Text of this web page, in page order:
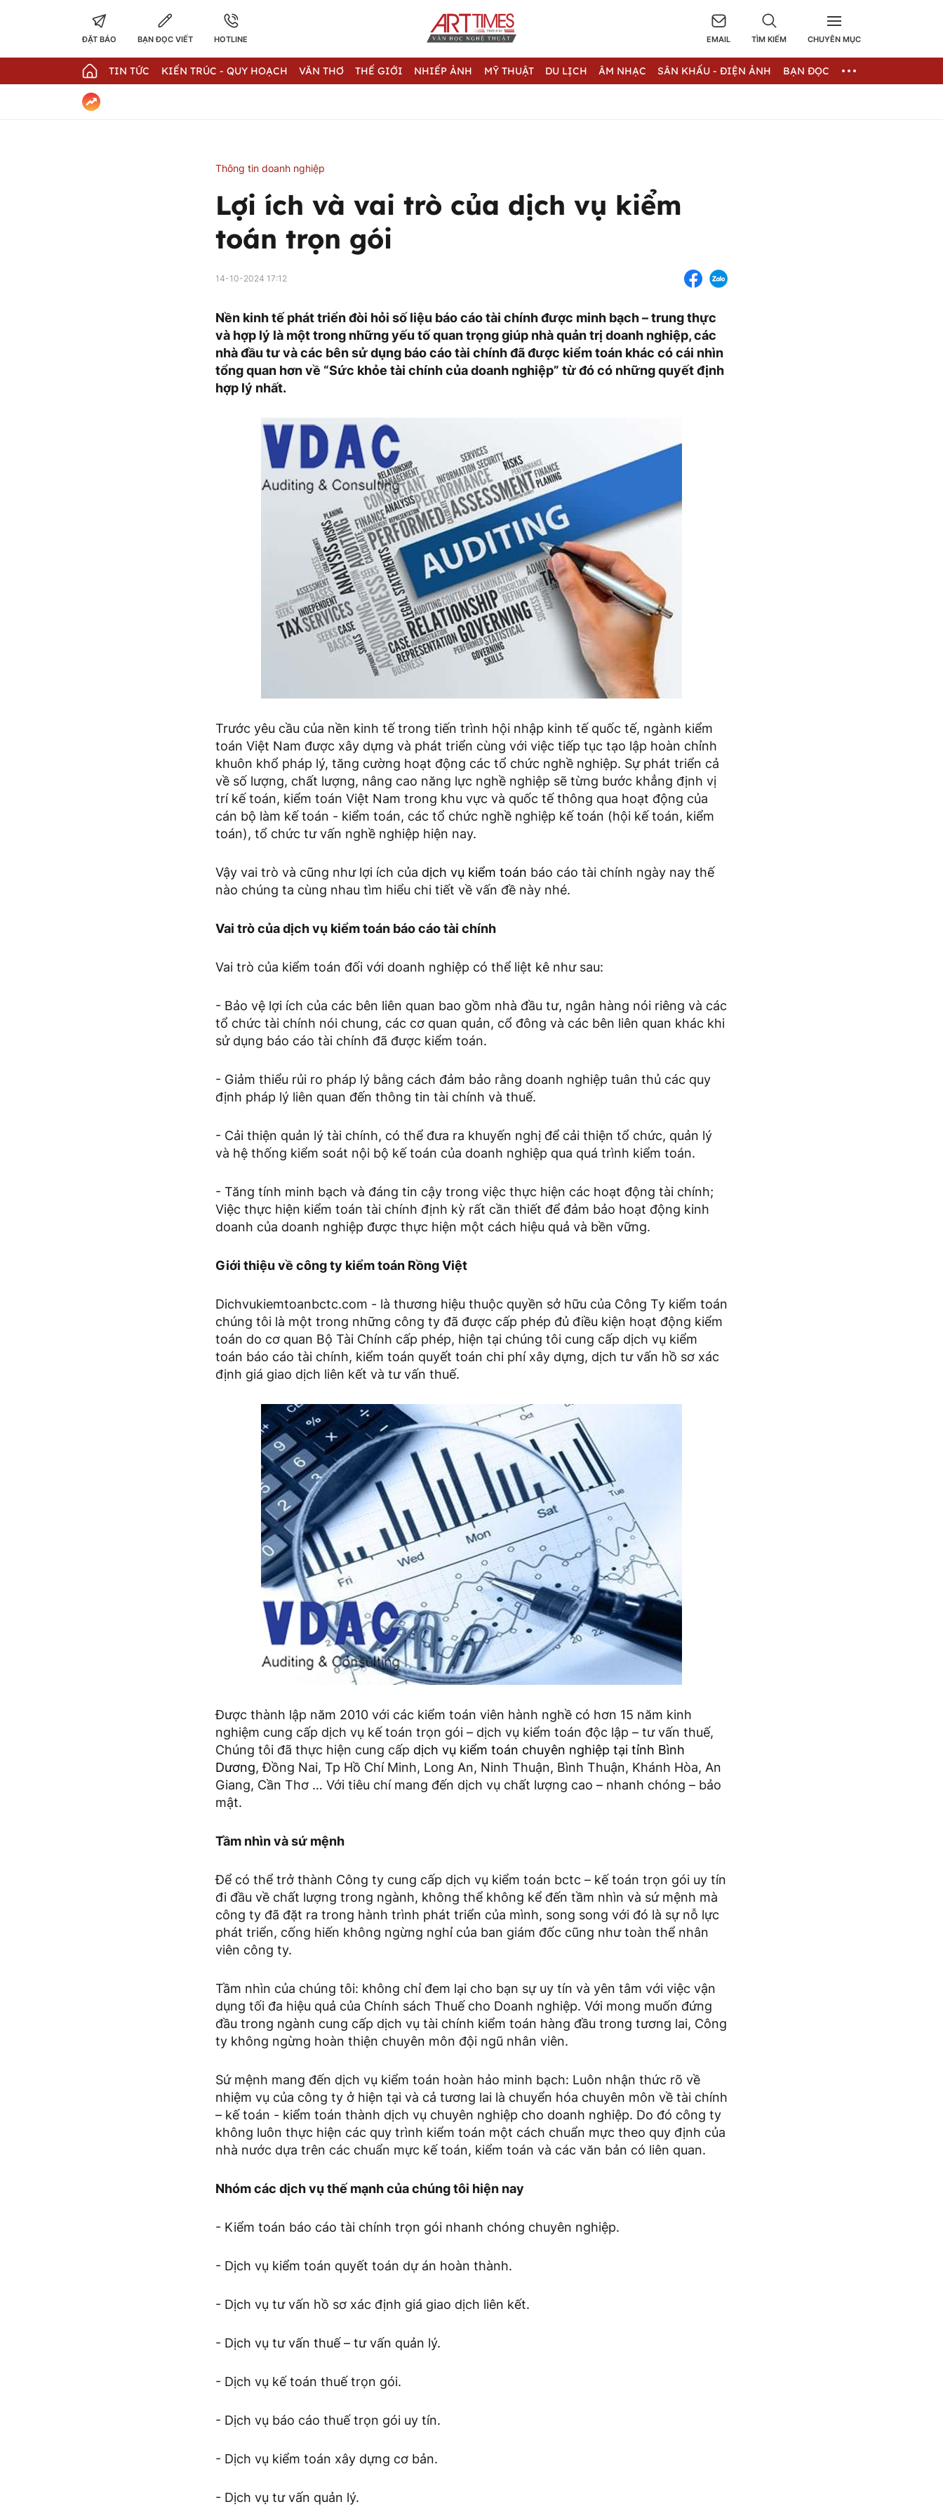
ĐẶT BÁO BẠN ĐỌC VIẾT HOTLINE EMAIL TÌM KIẾM CHUYÊN MỤC
TIN TỨC KIẾN TRÚC - QUY HOẠCH VĂN THƠ THẾ GIỚI NHIẾP ẢNH MỸ THUẬT DU LỊCH ÂM NHẠC SÂN KHẤU - ĐIỆN ẢNH BẠN ĐỌC
Thông tin doanh nghiệp
Lợi ích và vai trò của dịch vụ kiểm
toán trọn gói
14-10-2024 17:12
Nền kinh tế phát triển đòi hỏi số liệu báo cáo tài chính được minh bạch – trung thực
và hợp lý là một trong những yếu tố quan trọng giúp nhà quản trị doanh nghiệp, các
nhà đầu tư và các bên sử dụng báo cáo tài chính đã được kiểm toán khác có cái nhìn
tổng quan hơn về “Sức khỏe tài chính của doanh nghiệp” từ đó có những quyết định
hợp lý nhất.
Trước yêu cầu của nền kinh tế trong tiến trình hội nhập kinh tế quốc tế, ngành kiểm
toán Việt Nam được xây dựng và phát triển cùng với việc tiếp tục tạo lập hoàn chỉnh
khuôn khổ pháp lý, tăng cường hoạt động các tổ chức nghề nghiệp. Sự phát triển cả
về số lượng, chất lượng, nâng cao năng lực nghề nghiệp sẽ từng bước khẳng định vị
trí kế toán, kiểm toán Việt Nam trong khu vực và quốc tế thông qua hoạt động của
cán bộ làm kế toán - kiểm toán, các tổ chức nghề nghiệp kế toán (hội kế toán, kiểm
toán), tổ chức tư vấn nghề nghiệp hiện nay.
Vậy vai trò và cũng như lợi ích của dịch vụ kiểm toán báo cáo tài chính ngày nay thế
nào chúng ta cùng nhau tìm hiểu chi tiết về vấn đề này nhé.
Vai trò của dịch vụ kiểm toán báo cáo tài chính
Vai trò của kiểm toán đối với doanh nghiệp có thể liệt kê như sau:
- Bảo vệ lợi ích của các bên liên quan bao gồm nhà đầu tư, ngân hàng nói riêng và các
tổ chức tài chính nói chung, các cơ quan quản, cổ đông và các bên liên quan khác khi
sử dụng báo cáo tài chính đã được kiểm toán.
- Giảm thiểu rủi ro pháp lý bằng cách đảm bảo rằng doanh nghiệp tuân thủ các quy
định pháp lý liên quan đến thông tin tài chính và thuế.
- Cải thiện quản lý tài chính, có thể đưa ra khuyến nghị để cải thiện tổ chức, quản lý
và hệ thống kiểm soát nội bộ kế toán của doanh nghiệp qua quá trình kiểm toán.
- Tăng tính minh bạch và đáng tin cậy trong việc thực hiện các hoạt động tài chính;
Việc thực hiện kiểm toán tài chính định kỳ rất cần thiết để đảm bảo hoạt động kinh
doanh của doanh nghiệp được thực hiện một cách hiệu quả và bền vững.
Giới thiệu về công ty kiểm toán Rồng Việt
Dichvukiemtoanbctc.com - là thương hiệu thuộc quyền sở hữu của Công Ty kiểm toán
chúng tôi là một trong những công ty đã được cấp phép đủ điều kiện hoạt động kiểm
toán do cơ quan Bộ Tài Chính cấp phép, hiện tại chúng tôi cung cấp dịch vụ kiểm
toán báo cáo tài chính, kiểm toán quyết toán chi phí xây dựng, dịch tư vấn hồ sơ xác
định giá giao dịch liên kết và tư vấn thuế.
Được thành lập năm 2010 với các kiểm toán viên hành nghề có hơn 15 năm kinh
nghiệm cung cấp dịch vụ kế toán trọn gói – dịch vụ kiểm toán độc lập – tư vấn thuế,
Chúng tôi đã thực hiện cung cấp dịch vụ kiểm toán chuyên nghiệp tại tỉnh Bình
Dương, Đồng Nai, Tp Hồ Chí Minh, Long An, Ninh Thuận, Bình Thuận, Khánh Hòa, An
Giang, Cần Thơ … Với tiêu chí mang đến dịch vụ chất lượng cao – nhanh chóng – bảo
mật.
Tầm nhìn và sứ mệnh
Để có thể trở thành Công ty cung cấp dịch vụ kiểm toán bctc – kế toán trọn gói uy tín
đi đầu về chất lượng trong ngành, không thể không kể đến tầm nhìn và sứ mệnh mà
công ty đã đặt ra trong hành trình phát triển của mình, song song với đó là sự nỗ lực
phát triển, cống hiến không ngừng nghỉ của ban giám đốc cũng như toàn thể nhân
viên công ty.
Tầm nhìn của chúng tôi: không chỉ đem lại cho bạn sự uy tín và yên tâm với việc vận
dụng tối đa hiệu quả của Chính sách Thuế cho Doanh nghiệp. Với mong muốn đứng
đầu trong ngành cung cấp dịch vụ tài chính kiểm toán hàng đầu trong tương lai, Công
ty không ngừng hoàn thiện chuyên môn đội ngũ nhân viên.
Sứ mệnh mang đến dịch vụ kiểm toán hoàn hảo minh bạch: Luôn nhận thức rõ về
nhiệm vụ của công ty ở hiện tại và cả tương lai là chuyển hóa chuyên môn về tài chính
– kế toán - kiểm toán thành dịch vụ chuyên nghiệp cho doanh nghiệp. Do đó công ty
không luôn thực hiện các quy trình kiểm toán một cách chuẩn mực theo quy định của
nhà nước dựa trên các chuẩn mực kế toán, kiểm toán và các văn bản có liên quan.
Nhóm các dịch vụ thế mạnh của chúng tôi hiện nay
- Kiểm toán báo cáo tài chính trọn gói nhanh chóng chuyên nghiệp.
- Dịch vụ kiểm toán quyết toán dự án hoàn thành.
- Dịch vụ tư vấn hồ sơ xác định giá giao dịch liên kết.
- Dịch vụ tư vấn thuế – tư vấn quản lý.
- Dịch vụ kế toán thuế trọn gói.
- Dịch vụ báo cáo thuế trọn gói uy tín.
- Dịch vụ kiểm toán xây dựng cơ bản.
- Dịch vụ tư vấn quản lý.